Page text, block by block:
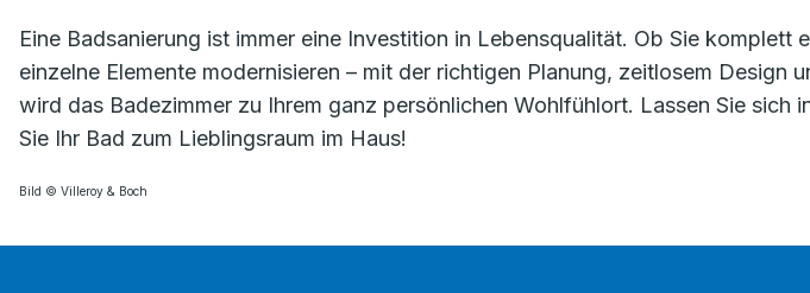
Eine Badsanierung ist immer eine Investition in Lebensqualität. Ob Sie komplett
einzelne Elemente modernisieren – mit der richtigen Planung, zeitlosem Design
wird das Badezimmer zu Ihrem ganz persönlichen Wohlfühlort. Lassen Sie sich
Sie Ihr Bad zum Lieblingsraum im Haus!
Bild © Villeroy & Boch